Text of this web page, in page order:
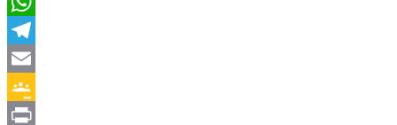
WhatsApp
Telegram
Email
Google